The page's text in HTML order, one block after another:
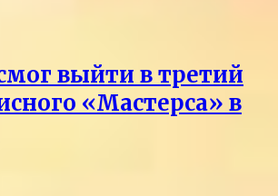
выйти в третий
«Мастерса» в